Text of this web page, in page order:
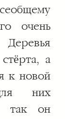
очень
а
к новой
них
так он